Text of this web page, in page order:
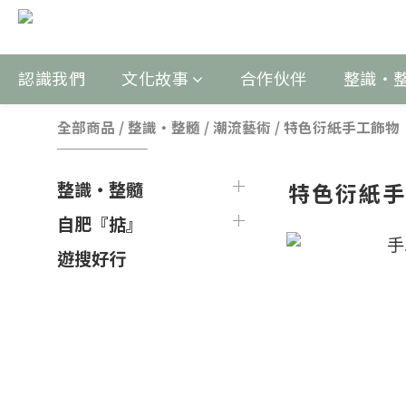
認識我們 文化故事 合作伙伴 整識‧
全部商品 /整識‧整髓 /潮流藝術 /特色衍紙手工飾物
整識‧整髓
自肥『掂』
遊搜好行
特色衍紙